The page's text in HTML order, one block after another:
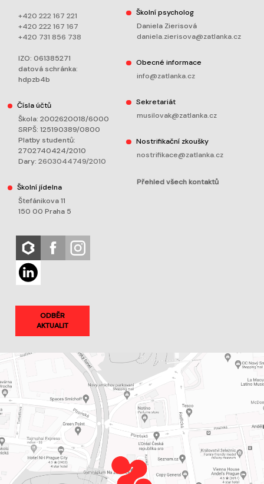
+420 222 167 221
+420 222 167 167
+420 731 856 738
IZO: 061385271
datová schránka:
hdpzb4b
Čísla účtů
Škola: 2002620018/6000
SRPŠ: 125190389/0800
Platby studentů:
2702740424/2010
Dary: 2603044749/2010
Školní jídelna
Štefánikova 11
150 00 Praha 5
ODBĚR
AKTUALIT
Školní psycholog
Daniela Zierisová
daniela.zierisova@zatlanka.cz
Obecné informace
info@zatlanka.cz
Sekretariát
musilovak@zatlanka.cz
Nostrifikační zkoušky
nostrifikace@zatlanka.cz
Přehled všech kontaktů